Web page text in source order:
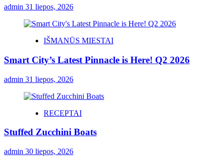
admin 31 liepos, 2026
IŠMANŪS MIESTAI
Smart City’s Latest Pinnacle is Here! Q2 2026
admin 31 liepos, 2026
RECEPTAI
Stuffed Zucchini Boats
admin 30 liepos, 2026